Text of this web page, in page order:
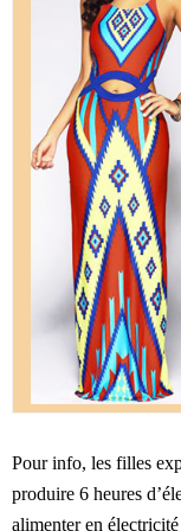
Pour info, les filles
produire 6 heures
alimenter en